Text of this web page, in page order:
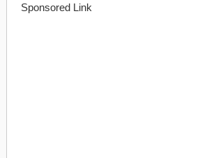
Sponsored Link